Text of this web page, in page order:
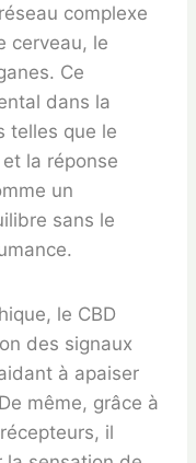
complexe
cerveau, le
Ce
dans la
telles que le
la réponse
un
sans le
le CBD
des signaux
à apaiser
même, grâce à
il